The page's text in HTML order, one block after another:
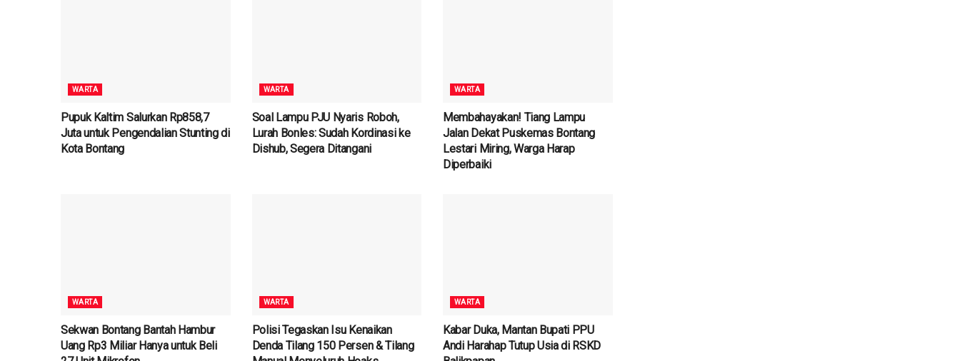
WARTA
Pupuk Kaltim Salurkan Rp858,7
Juta untuk Pengendalian Stunting di
Kota Bontang
WARTA
Soal Lampu PJU Nyaris Roboh,
Lurah Bonles: Sudah Kordinasi ke
Dishub, Segera Ditangani
WARTA
Membahayakan! Tiang Lampu
Jalan Dekat Puskemas Bontang
Lestari Miring, Warga Harap
Diperbaiki
WARTA
Sekwan Bontang Bantah Hambur
Uang Rp3 Miliar Hanya untuk Beli
WARTA
Polisi Tegaskan Isu Kenaikan
Denda Tilang 150 Persen & Tilang
WARTA
Kabar Duka, Mantan Bupati PPU
Andi Harahap Tutup Usia di RSKD